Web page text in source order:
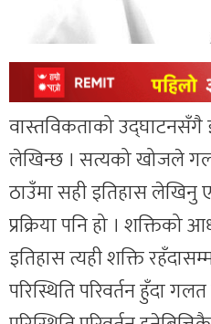
वास्तविकताको उद्घाटनसँगै
लेखिन्छ । सत्यको खोजले
ठाउँमा सही इतिहास लेखिनु
प्रक्रिया पनि हो । शक्तिको
इतिहास त्यही शक्ति
परिस्थिति परिवर्तन हुँदा